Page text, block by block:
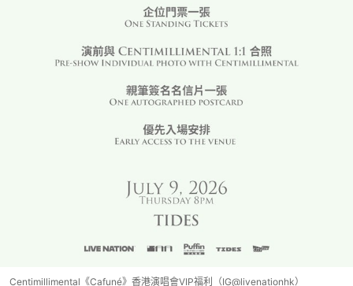
Centimillimental《Cafuné》香港演唱會VIP福利（IG@livenationhk）